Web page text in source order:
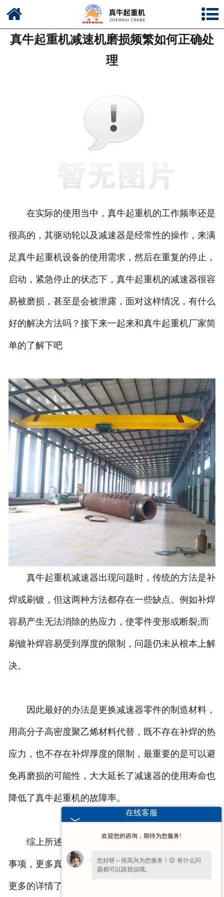
公司简介
真牛起重机减速机磨损频繁如何正确处
理
在实际的使用当中，真牛起重机的工作频率还是
很高的，其驱动轮以及减速器是经常性的操作，来满
足真牛起重机设备的使用需求，然后在重复的停止，
启动，紧急停止的状态下，真牛起重机的减速器很容
易被磨损，甚至是会被泄露，面对这样情况，有什么
好的解决方法吗？接下来一起来和真牛起重机厂家简
单的了解下吧
真牛起重机减速器出现问题时，传统的方法是补
焊或刷镀，但这两种方法都存在一些缺点。例如补焊
容易产生无法消除的热应力，使零件变形或断裂;而
刷镀补焊容易受到厚度的限制，问题仍未从根本上解
决。
因此最好的办法是更换减速器零件的制造材料，
用高分子高密度聚乙烯材料代替，既不存在补焊的热
应力，也不存在补焊厚度的限制，最重要的是可以避
免再磨损的可能性，大大延长了减速器的使用寿命也
降低了真牛起重机的故障率。
综上所述内容是真牛起重机厂家为你分享的相关
事项，更多真牛起重机讯息欢迎锁定我司网站来进行
更多的详情了解，主营产品有
在线客服
欢迎您的咨询，期待为您服务!
您好呀～很高兴为您服务！😊 有什么问
题都可以跟我说哦。